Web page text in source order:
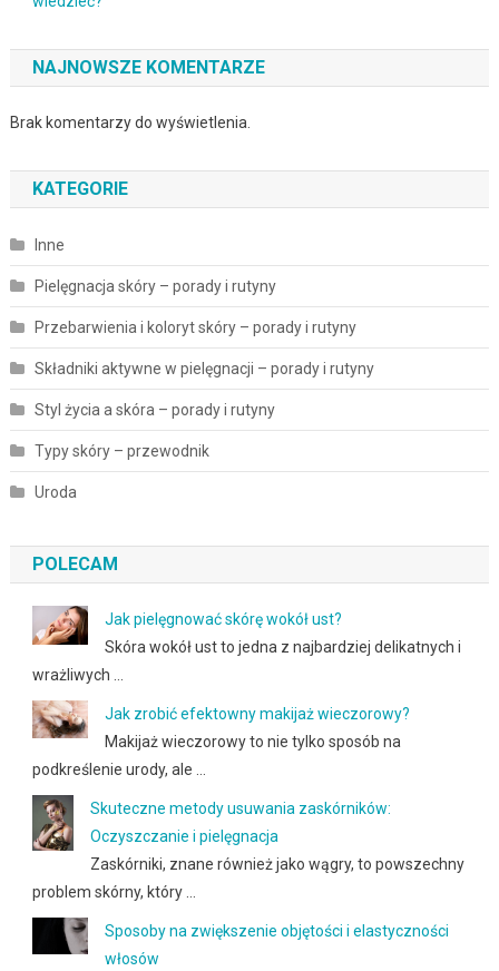
NAJNOWSZE KOMENTARZE
Brak komentarzy do wyświetlenia.
KATEGORIE
Inne
Pielęgnacja skóry – porady i rutyny
Przebarwienia i koloryt skóry – porady i rutyny
Składniki aktywne w pielęgnacji – porady i rutyny
Styl życia a skóra – porady i rutyny
Typy skóry – przewodnik
Uroda
POLECAM
Jak pielęgnować skórę wokół ust?
Skóra wokół ust to jedna z najbardziej delikatnych i
wrażliwych …
Jak zrobić efektowny makijaż wieczorowy?
Makijaż wieczorowy to nie tylko sposób na
podkreślenie urody, ale …
Skuteczne metody usuwania zaskórników:
Oczyszczanie i pielęgnacja
Zaskórniki, znane również jako wągry, to powszechny
problem skórny, który …
Sposoby na zwiększenie objętości i elastyczności
włosów